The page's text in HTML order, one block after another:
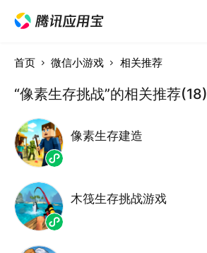
首页 微信小游戏 相关推荐
“像素生存挑战”的相关推荐(18)
像素生存建造
木筏生存挑战游戏